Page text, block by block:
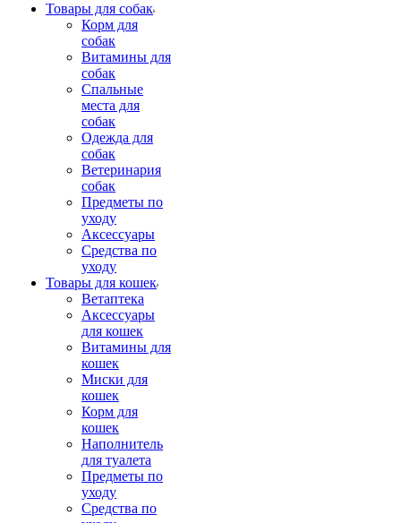
Товары для собак
Корм для
собак
Витамины для
собак
Спальные
места для
собак
Одежда для
собак
Ветеринария
собак
Предметы по
уходу
Аксессуары
Средства по
уходу
Товары для кошек
Ветаптека
Аксессуары
для кошек
Витамины для
кошек
Миски для
кошек
Корм для
кошек
Наполнитель
для туалета
Предметы по
уходу
Средства по